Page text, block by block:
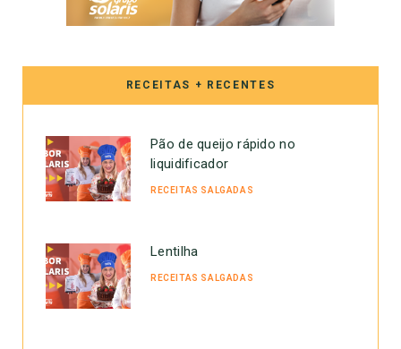
RECEITAS + RECENTES
Pão de queijo rápido no
liquidificador
RECEITAS SALGADAS
Lentilha
RECEITAS SALGADAS